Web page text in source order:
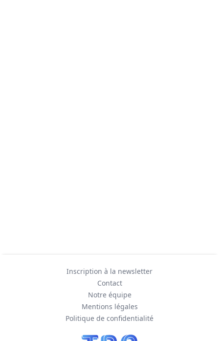
Inscription à la newsletter
Contact
Notre équipe
Mentions légales
Politique de confidentialité